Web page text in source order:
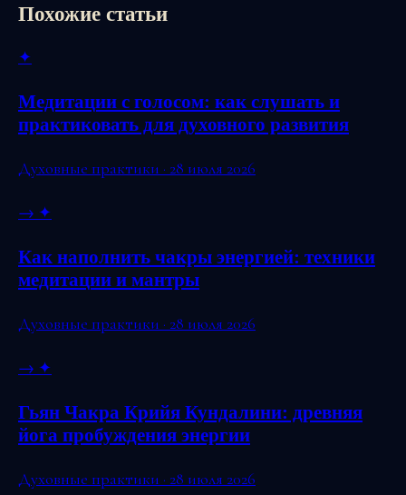
Похожие статьи
✦
Медитации с голосом: как слушать и
практиковать для духовного развития
Духовные практики · 28 июля 2026
→ ✦
Как наполнить чакры энергией: техники
медитации и мантры
Духовные практики · 28 июля 2026
→ ✦
Гьян Чакра Крийя Кундалини: древняя
йога пробуждения энергии
Духовные практики · 28 июля 2026